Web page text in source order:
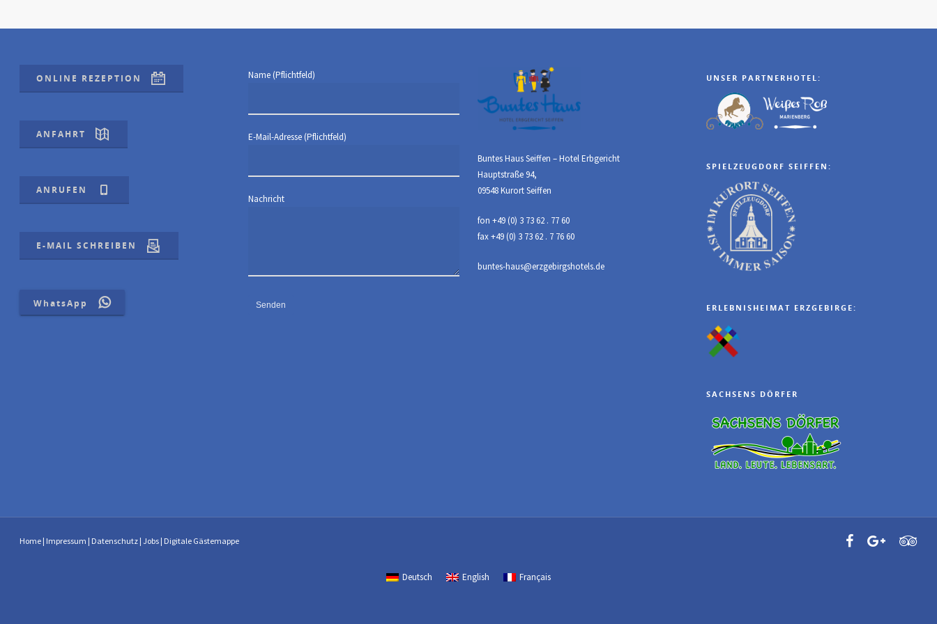
ONLINE REZEPTION
ANFAHRT
ANRUFEN
E-MAIL SCHREIBEN
WhatsApp
Name (Pflichtfeld)
E-Mail-Adresse (Pflichtfeld)
Nachricht
Buntes Haus Seiffen – Hotel Erbgericht
Hauptstraße 94,
09548 Kurort Seiffen
fon +49 (0) 3 73 62 . 77 60
fax +49 (0) 3 73 62 . 7 76 60
buntes-haus@erzgebirgshotels.de
UNSER PARTNERHOTEL:
SPIELZEUGDORF SEIFFEN:
ERLEBNISHEIMAT ERZGEBIRGE:
SACHSENS DÖRFER
Home | Impressum | Datenschutz | Jobs | Digitale Gästemappe
Deutsch English Français